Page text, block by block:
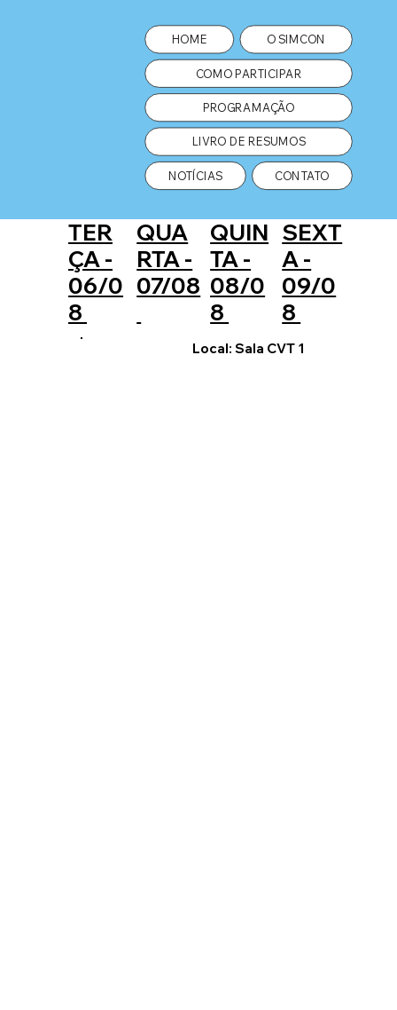
HOME O SIMCON
COMO PARTICIPAR
PROGRAMAÇÃO
LIVRO DE RESUMOS
NOTÍCIAS CONTATO
TER
ÇA -
06/0
8
QUA
RTA -
07/08
QUIN
TA -
08/0
8
SEXT
A -
09/0
8
Local: Sala CVT 1